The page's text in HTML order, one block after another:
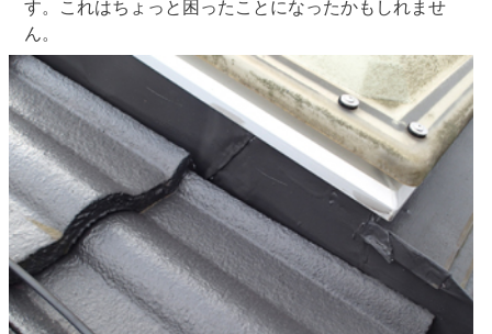
す。これはちょっと困ったことになったかもしれませ
ん。